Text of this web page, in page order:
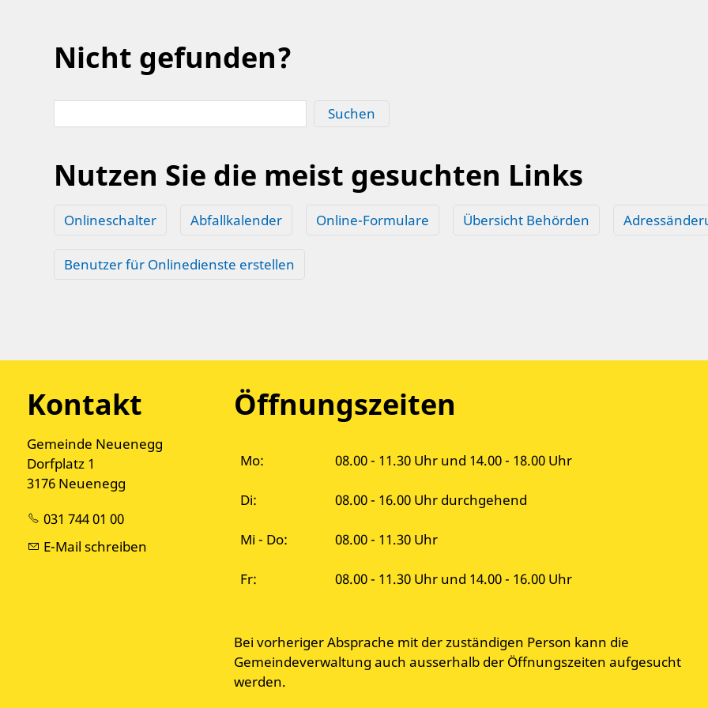
Nicht gefunden?
Suchen
Nutzen Sie die meist gesuchten Links
Onlineschalter Abfallkalender Online-Formulare Übersicht Behörden
Benutzer für Onlinedienste erstellen
Kontakt
Gemeinde Neuenegg
Dorfplatz 1
3176 Neuenegg
031 744 01 00
E-Mail schreiben
Öffnungszeiten
Mo: 08.00 - 11.30 Uhr und 14.00 - 18.00 Uhr
Di: 08.00 - 16.00 Uhr durchgehend
Mi - Do: 08.00 - 11.30 Uhr
Fr: 08.00 - 11.30 Uhr und 14.00 - 16.00 Uhr
Bei vorheriger Absprache mit der zuständigen Person kann die
Gemeindeverwaltung auch ausserhalb der Öffnungszeiten aufgesucht
werden.